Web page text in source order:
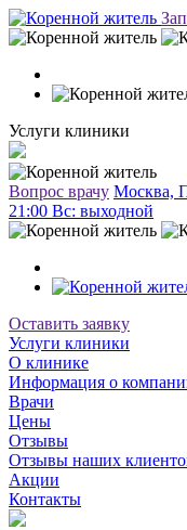
Услуги клиники
Вопрос врачу Москва,
21:00 Вc: выходной
Оставить заявку
Услуги клиники
О клинике
Информация о
Врачи
Цены
Отзывы
Отзывы наших
Акции
Контакты